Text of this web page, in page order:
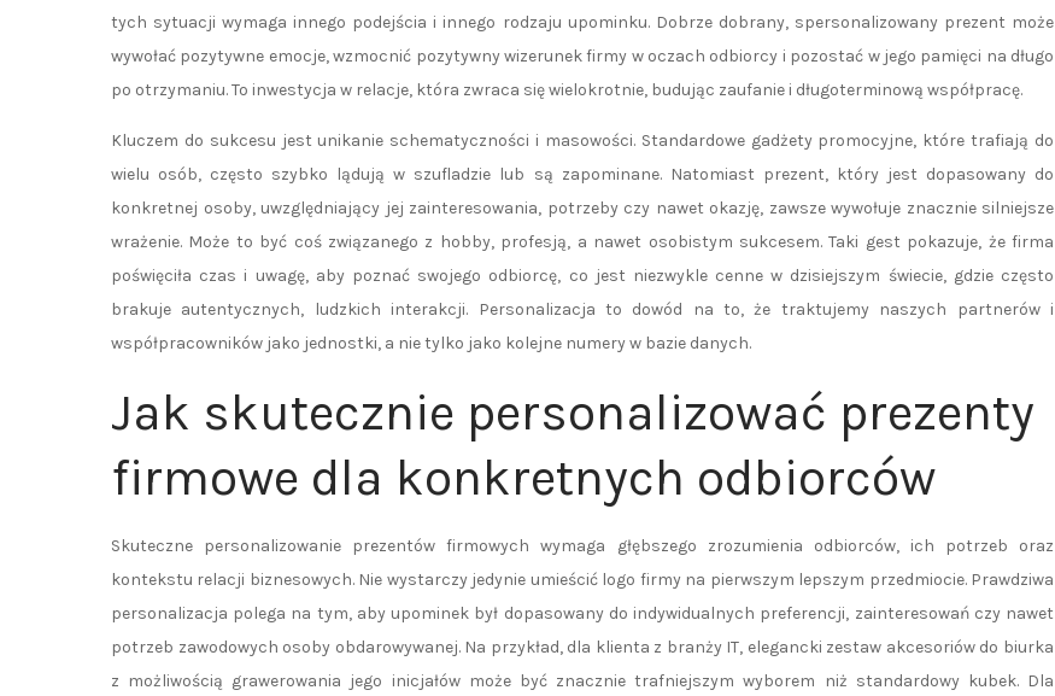
tych sytuacji wymaga innego podejścia i innego rodzaju upominku. Dobrze dobrany, spersonalizowany prezent może
wywołać pozytywne emocje, wzmocnić pozytywny wizerunek firmy w oczach odbiorcy i pozostać w jego pamięci na długo
po otrzymaniu. To inwestycja w relacje, która zwraca się wielokrotnie, budując zaufanie i długoterminową współpracę.
Kluczem do sukcesu jest unikanie schematyczności i masowości. Standardowe gadżety promocyjne, które trafiają do
wielu osób, często szybko lądują w szufladzie lub są zapominane. Natomiast prezent, który jest dopasowany do
konkretnej osoby, uwzględniający jej zainteresowania, potrzeby czy nawet okazję, zawsze wywołuje znacznie silniejsze
wrażenie. Może to być coś związanego z hobby, profesją, a nawet osobistym sukcesem. Taki gest pokazuje, że firma
poświęciła czas i uwagę, aby poznać swojego odbiorcę, co jest niezwykle cenne w dzisiejszym świecie, gdzie często
brakuje autentycznych, ludzkich interakcji. Personalizacja to dowód na to, że traktujemy naszych partnerów i
współpracowników jako jednostki, a nie tylko jako kolejne numery w bazie danych.
Jak skutecznie personalizować prezenty
firmowe dla konkretnych odbiorców
Skuteczne personalizowanie prezentów firmowych wymaga głębszego zrozumienia odbiorców, ich potrzeb oraz
kontekstu relacji biznesowych. Nie wystarczy jedynie umieścić logo firmy na pierwszym lepszym przedmiocie. Prawdziwa
personalizacja polega na tym, aby upominek był dopasowany do indywidualnych preferencji, zainteresowań czy nawet
potrzeb zawodowych osoby obdarowywanej. Na przykład, dla klienta z branży IT, elegancki zestaw akcesoriów do biurka
z możliwością grawerowania jego inicjałów może być znacznie trafniejszym wyborem niż standardowy kubek. Dla